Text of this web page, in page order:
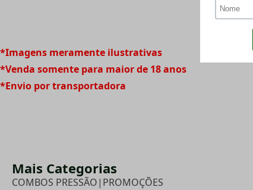
*Imagens meramente ilustrativas
*Venda somente para maior de 18 anos
*Envio por transportadora
Mais Categorias
COMBOS PRESSÃO| PROMOÇÕES